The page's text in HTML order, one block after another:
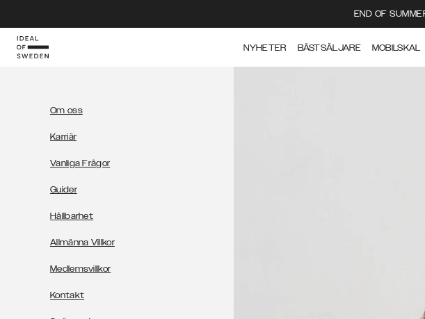
END OF
IDEAL OF SWEDEN NYHETER BÄSTSÄLJARE MOBILSKAL
Om oss
Karriär
Vanliga Frågor
Guider
Hållbarhet
Allmänna Villkor
Medlemsvillkor
Kontakt